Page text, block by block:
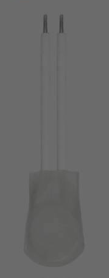
Appliquer les filtres